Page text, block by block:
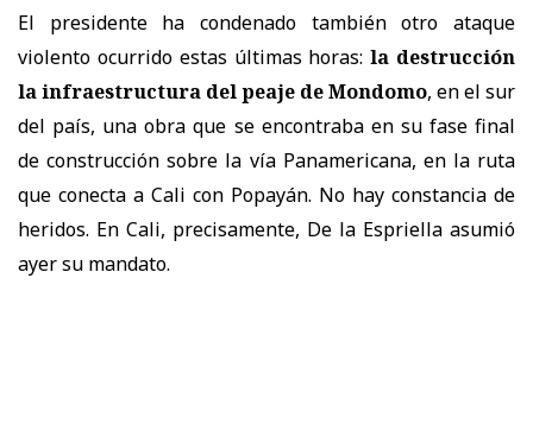
El presidente ha condenado también otro ataque
violento ocurrido estas últimas horas:la destrucción
la infraestructura del peaje de Mondomo, en el sur
del país, una obra que se encontraba en su fase final
de construcción sobre la vía Panamericana, en la ruta
que conecta a Cali con Popayán. No hay constancia de
heridos. En Cali, precisamente, De la Espriella asumió
ayer su mandato.